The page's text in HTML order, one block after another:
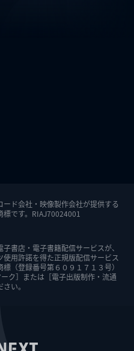
ード会社・映像製作会社が提供する
標です。RIAJ70024001
書店・電子書籍配信サービスが、
用許諾を得た正規版配信サービス
（登録番号第６０９１７１３号）
ク］または［電子出版制作・流通
い。